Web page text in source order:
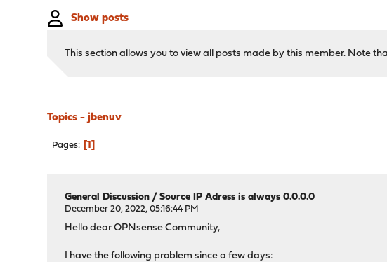
Show posts
This section allows you to view all posts made by this member. Note
Topics - jbenuv
Pages 1
General Discussion /Source IP Adress is always 0.0.0.0
December 20, 2022, 05:16:44 PM
Hello dear OPNsense Community,
I have the following problem since a few days: